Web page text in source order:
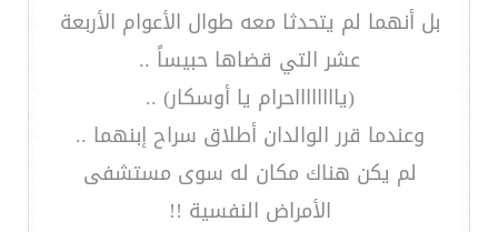
بل أنهما لم يتحدثا معه طوال الأعوام الأربعة
عشر التي قضاها حبيساً ..
(يااااااااحرام يا أوسكار) ..
وعندما قرر الوالدان أطلاق سراح إبنهما ..
لم يكن هناك مكان له سوى مستشفى
الأمراض النفسية !!